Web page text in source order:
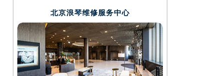
北京浪琴维修服务中心